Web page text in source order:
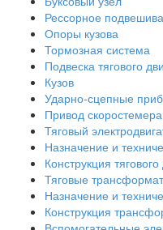
Рессорное
Опоры кузова
Тормозная система
Подвеска тягового
Кузов
Ударно-сцепные
Привод
Тяговый
Назначение и
Конструкция
Тяговые
Назначение и
Конструкция